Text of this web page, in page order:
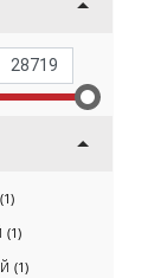
(1)
(1)
(1)